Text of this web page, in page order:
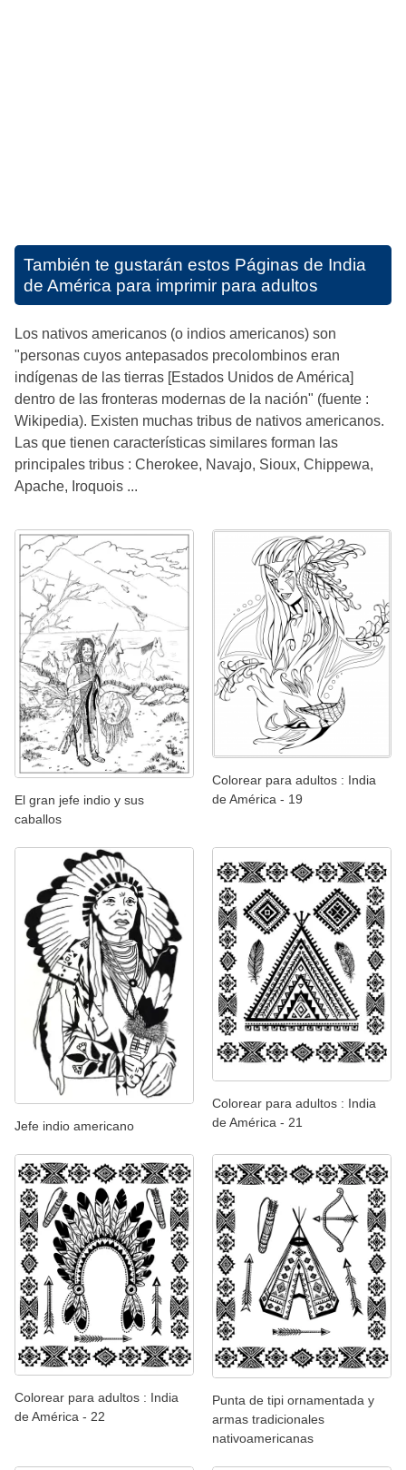
También te gustarán estos Páginas de India
de América para imprimir para adultos
Los nativos americanos (o indios americanos) son
"personas cuyos antepasados precolombinos eran
indígenas de las tierras [Estados Unidos de América]
dentro de las fronteras modernas de la nación" (fuente :
Wikipedia). Existen muchas tribus de nativos americanos.
Las que tienen características similares forman las
principales tribus : Cherokee, Navajo, Sioux, Chippewa,
Apache, Iroquois ...
El gran jefe indio y sus
caballos
Colorear para adultos : India
de América - 19
Jefe indio americano
Colorear para adultos : India
de América - 21
Colorear para adultos : India
de América - 22
Punta de tipi ornamentada y
armas tradicionales
nativoamericanas